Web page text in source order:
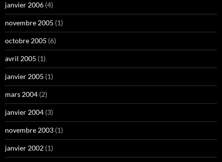
janvier 2006 (4)
novembre 2005 (1)
octobre 2005 (6)
avril 2005 (1)
janvier 2005 (1)
mars 2004 (2)
janvier 2004 (3)
novembre 2003 (1)
janvier 2002 (1)